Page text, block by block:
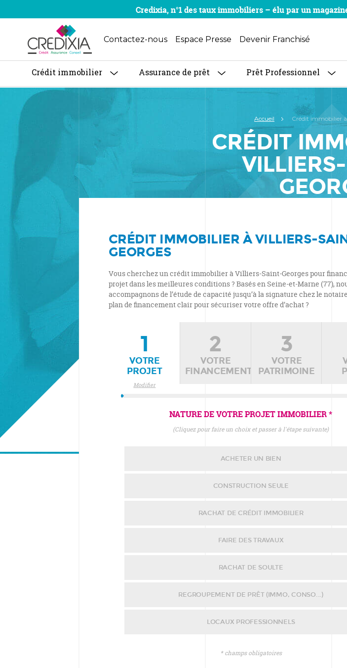
Credixia, n°1 des taux immobiliers – élu par un
Contactez-nous Espace Presse Devenir Franchisé
Crédit immobilier Assurance de prêt Prêt Professionnel
Accueil Crédit immobilier
CRÉDIT
CRÉDIT IMMOBILIER À VILLIERS-
GEORGES
Vous cherchez un crédit immobilier à Villiers-Saint-Georges pour
projet dans les meilleures conditions ? Basés en Seine-et-Marne (77),
accompagnons de l’étude de capacité jusqu’à la signature chez le
plan de financement clair pour sécuriser votre offre d’achat ?
1
VOTRE
PROJET
Modifier
2
VOTRE
FINANCEMENT
3
VOTRE
PATRIMOINE
NATURE DE VOTRE PROJET IMMOBILIER *
(cliquez pour faire un choix et passer à l'étape suivante)
ACHETER UN BIEN
CONSTRUCTION SEULE
RACHAT DE CRÉDIT IMMOBILIER
FAIRE DES TRAVAUX
RACHAT DE SOULTE
REGROUPEMENT DE PRÊT (IMMO, CONSO...)
LOCAUX PROFESSIONNELS
* champs obligatoires